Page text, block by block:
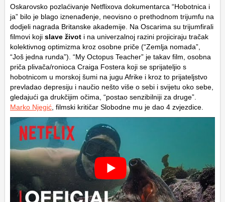
Oskarovsko pozlaćivanje Netflixova dokumentarca “Hobotnica i
ja” bilo je blago iznenađenje, neovisno o prethodnom trijumfu na
dodjeli nagrada Britanske akademije. Na Oscarima su trijumfirali
filmovi koji slave život i na univerzalnoj razini projiciraju tračak
kolektivnog optimizma kroz osobne priče (“Zemlja nomada”,
“Još jedna runda”). “My Octopus Teacher” je takav film, osobna
priča plivača/ronioca Craiga Fostera koji se sprijateljio s
hobotnicom u morskoj šumi na jugu Afrike i kroz to prijateljstvo
prevladao depresiju i naučio nešto više o sebi i svijetu oko sebe,
gledajući ga drukčijim očima, “postao senzibilniji za druge”.
Marko Njegić , filmski kritičar Slobodne mu je dao 4 zvjezdice.